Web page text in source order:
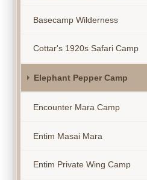
Basecamp Wilderness
Cottar's 1920s Safari Camp
Elephant Pepper Camp
Encounter Mara Camp
Entim Masai Mara
Entim Private Wing Camp